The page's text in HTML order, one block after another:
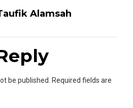
Alamsah
be published. Required fields are